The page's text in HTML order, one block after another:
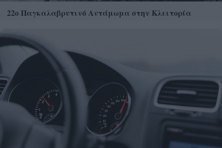
22ο Παγκαλαβρυτινό Αντάμωμα στην Κλειτορία